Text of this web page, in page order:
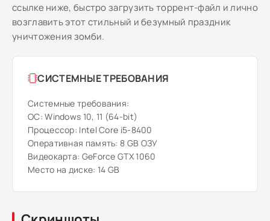
ссылке ниже, быстро загрузить торрент-файл и лично
возглавить этот стильный и безумный праздник
уничтожения зомби.
СИСТЕМНЫЕ ТРЕБОВАНИЯ
Системные требования:
ОС: Windows 10, 11 (64-bit)
Процессор: Intel Core i5-8400
Оперативная память: 8 GB ОЗУ
Видеокарта: GeForce GTX 1060
Место на диске: 14 GB